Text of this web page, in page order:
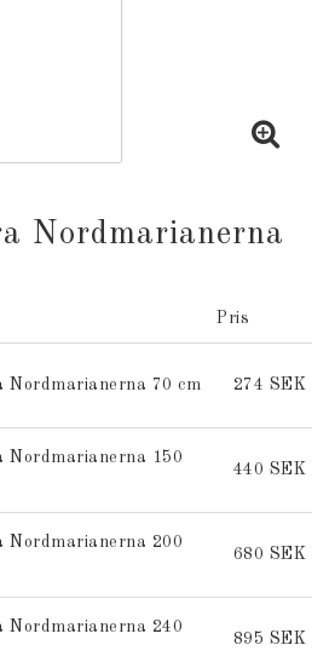
Nordmarianerna
Pris
Nordmarianerna 70 cm 274 SEK
Nordmarianerna 150
440 SEK
Nordmarianerna 200
680 SEK
Nordmarianerna 240
895 SEK